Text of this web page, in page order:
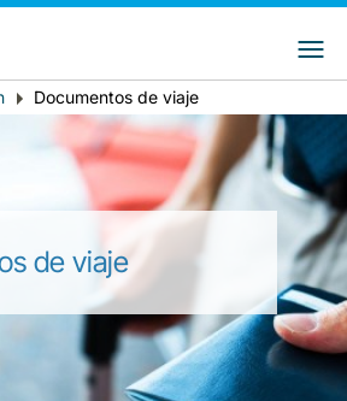
Preferred language
Español
Documentos de viaje
de viaje